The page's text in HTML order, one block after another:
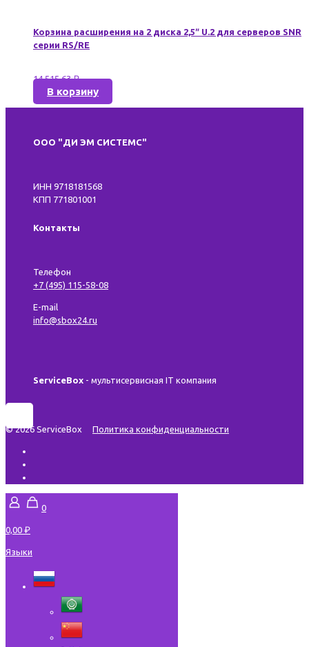
Корзина расширения на 2 диска 2,5″ U.2 для серверов SNR
серии RS/RE
14 515,63₽
В корзину
ООО "ДИ ЭМ СИСТЕМС"
ИНН 9718181568
КПП 771801001
Контакты
Телефон
+7 (495) 115-58-08
E-mail
info@sbox24.ru
ServiceBox - мультисервисная IT компания
© 2026 ServiceBox Политика конфиденциальности
0
0,00 ₽
Языки